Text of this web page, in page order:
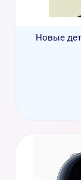
Новые